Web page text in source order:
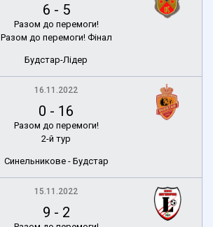
6 - 5
Разом до перемоги!
Разом до перемоги! Фінал
Будстар-Лідер
16.11.2022
0 - 16
Разом до перемоги!
2-й тур
Синельникове - Будстар
15.11.2022
9 - 2